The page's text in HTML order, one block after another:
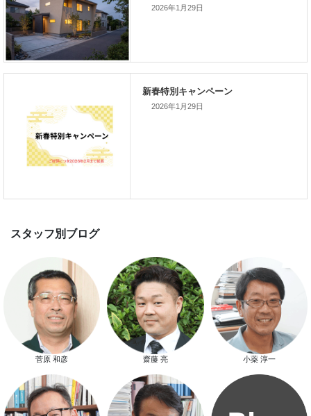
前の記事
家づくりこぼれ話！
新着のイベント情報
家づくり完成見学会を完全予約制
て開催します！！無事終了いたし
した。
2026年1月29日
2026年1月29日
菅原 和彦 齋藤 亮 小薬 淳一